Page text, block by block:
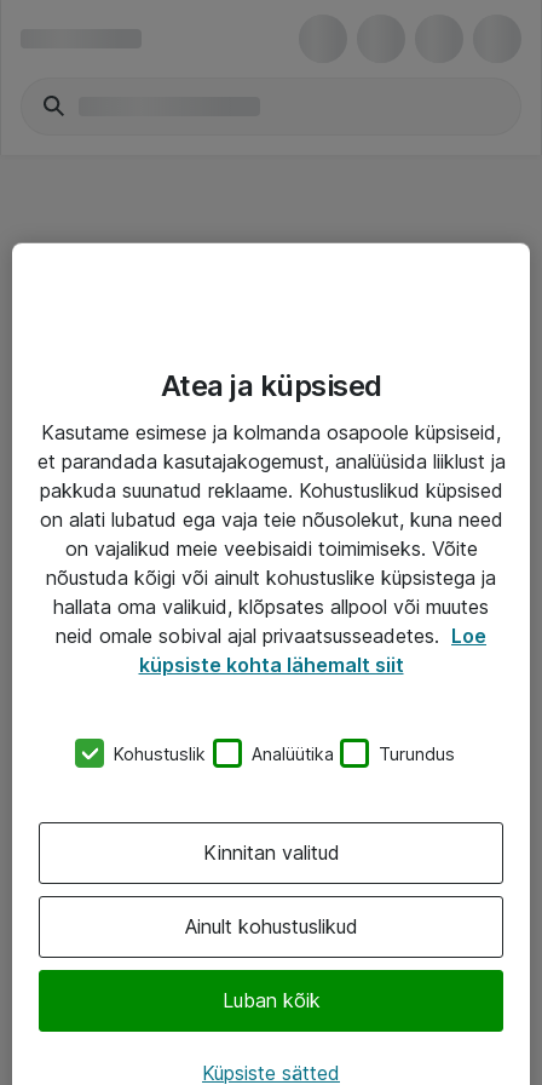
Haldusteenused
Garantii
Turva- ja nõrkvoolulahendused
AS ATEA
+372 659 3591
Järvevana tee 7b, 10112 Tallinn
Facebook
Atea ja küpsised
Kasutame esimese ja kolmanda osapoole küpsiseid,
et parandada kasutajakogemust, analüüsida liiklust ja
pakkuda suunatud reklaame. Kohustuslikud küpsised
on alati lubatud ega vaja teie nõusolekut, kuna need
on vajalikud meie veebisaidi toimimiseks. Võite
nõustuda kõigi või ainult kohustuslike küpsistega ja
hallata oma valikuid, klõpsates allpool või muutes
neid omale sobival ajal privaatsusseadetes. Loe
küpsiste kohta lähemalt siit
Kohustuslik Analüütika Turundus
Ainult kohustuslikud
Luban kõik
Kinnitan valitud
Küpsiste sätted